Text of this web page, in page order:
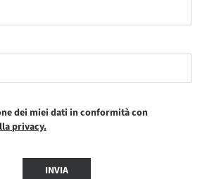
dei miei dati in conformità con
privacy.
INVIA